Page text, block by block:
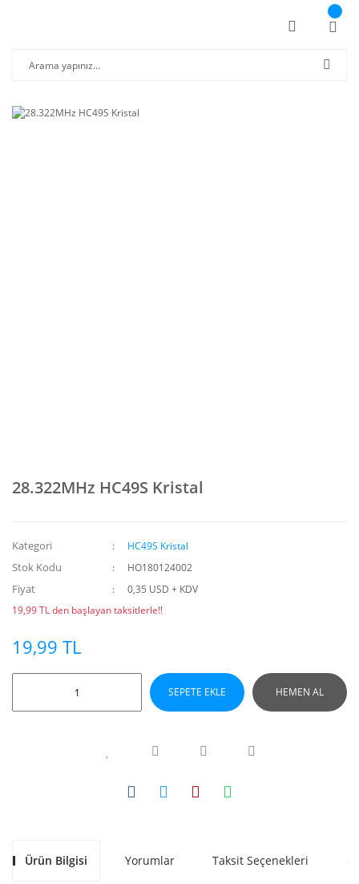
28.322MHz HC49S Kristal
Kategori HC49S Kristal
Stok Kodu HO180124002
Fiyat
0,35 USD + KDV
19,99 TL den başlayan taksitlerle!!
19,99 TL
SEPETE EKLE HEMEN AL
Ürün Bilgisi Yorumlar Taksit Seçenekleri